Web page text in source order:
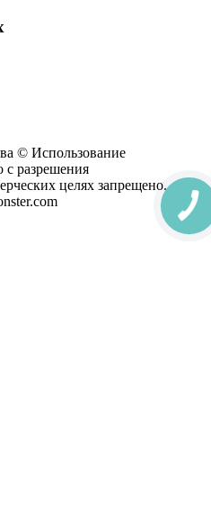
© Использование
разрешения
целях запрещено.